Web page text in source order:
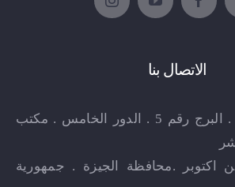
الاتصال بنا
ابراج سيتي ستارز . البرج رقم 5 . الدور الخامس . مكتب
اكتوبر .محافظة الجيزة . جمهورية